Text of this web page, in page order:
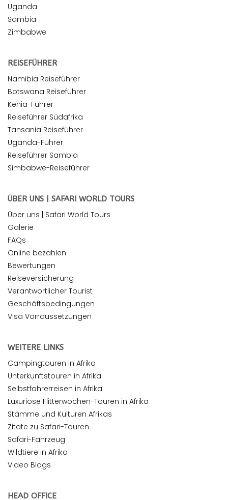
Uganda
Sambia
Zimbabwe
REISEFÜHRER
Namibia Reiseführer
Botswana Reiseführer
Kenia-Führer
Reiseführer Südafrika
Tansania Reiseführer
Uganda-Führer
Reiseführer Sambia
Simbabwe-Reiseführer
ÜBER UNS | SAFARI WORLD TOURS
Über uns | Safari World Tours
Galerie
FAQs
Online bezahlen
Bewertungen
Reiseversicherung
Verantwortlicher Tourist
Geschäftsbedingungen
Visa Vorraussetzungen
WEITERE LINKS
Campingtouren in Afrika
Unterkunftstouren in Afrika
Selbstfahrerreisen in Afrika
Luxuriöse Flitterwochen-Touren in Afrika
Stämme und Kulturen Afrikas
Zitate zu Safari-Touren
Safari-Fahrzeug
Wildtiere in Afrika
Video Blogs
HEAD OFFICE